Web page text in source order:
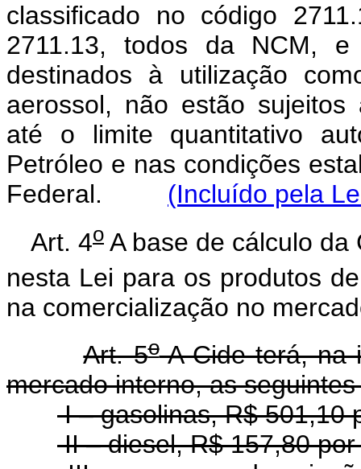
classificado no código
2711.13, todos da NCM,
destinados à utilização
aerossol, não estão sujeitos
até o limite quantitativo
Petróleo e nas condições
Federal. (Incluído pela
Art. 4o A base de cálculo
nesta Lei para os produtos
na comercialização no
Art. 5oA Cide terá, na
mercado interno, as
I – gasolinas, R$ 501,10
II – diesel, R$ 157,80 por